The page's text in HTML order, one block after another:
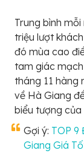
Trung bình
triệu lượt
đó mùa cao
tam giác
tháng 11 hàng
về Hà Giang
biểu tượng
Gợi ý: TOP 9
Giang Giá